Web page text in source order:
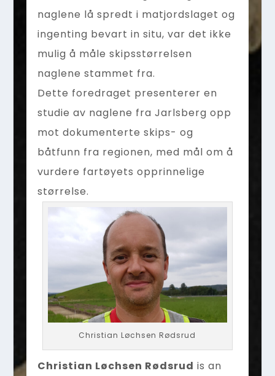
naglene lå spredt i matjordslaget og
ingenting bevart in situ, var det ikke
mulig å måle skipsstørrelsen
naglene stammet fra.
Dette foredraget presenterer en
studie av naglene fra Jarlsberg opp
mot dokumenterte skips- og
båtfunn fra regionen, med mål om å
vurdere fartøyets opprinnelige
størrelse.
Christian Løchsen Rødsrud
Christian Løchsen Rødsrud is an